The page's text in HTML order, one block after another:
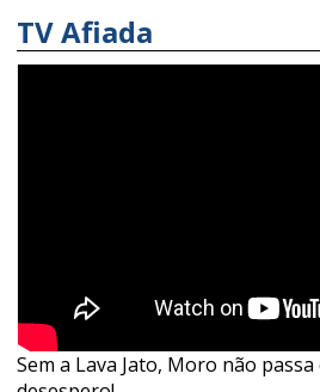
TV Afiada
Sem a Lava Jato, Moro não